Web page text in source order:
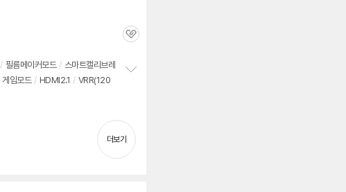
관
/ 필름메이커모드 / 스마트캘리브레
게임모드 / HDMI2.1 / VRR(120
기
더보기
세부정보 열기/접기